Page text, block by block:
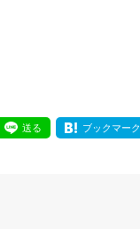
送る ブックマーク